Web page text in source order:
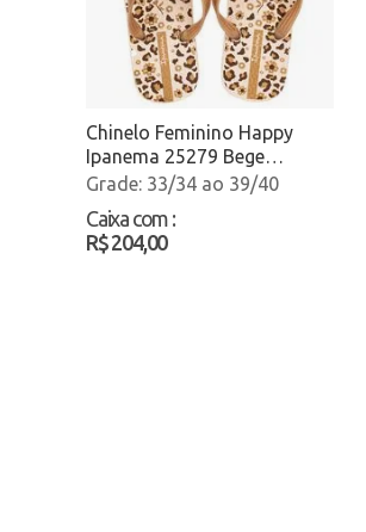
Chinelo Feminino Happy
Ipanema 25279 Bege
Atacado33/34 ao 39/40
Caixa com :
R$ 204,00